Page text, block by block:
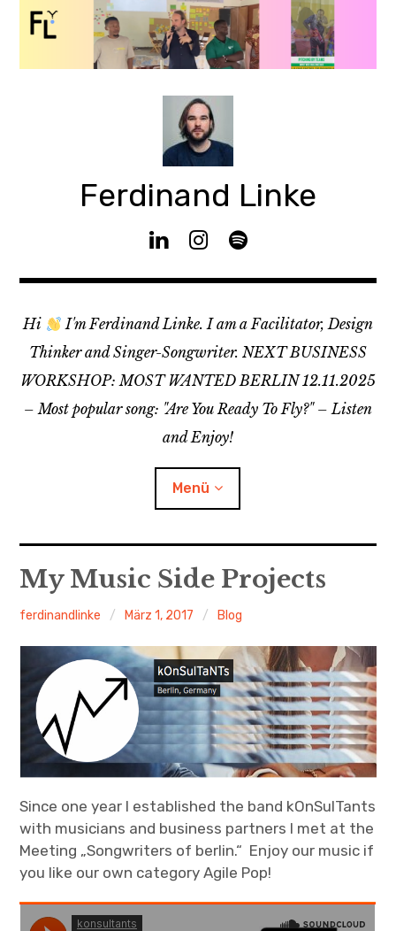
Zum
Inhalt
Ferdinand Linke
M
L
n
k
e
d
i
n
A
c
c
u
n
t
I
s
a
g
r
m
S
o
i
f
y
Hi
I'm Ferdinand Linke. I am a Facilitator, Design
Thinker and Singer-Songwriter. NEXT BUSINESS
WORKSHOP: MOST WANTED BERLIN 12.11.2025
– Most popular song: "Are You Ready To Fly?" – Listen
and Enjoy!
Menü
About me
Über mich
Music
Facilitation
Blog
Contact
My Music Side Projects
ferdinandlinke März 1, 2017 Blog
Since one year I established the band kOnSulTants
with musicians and business partners I met at the
Meeting „Songwriters of berlin.“ Enjoy our music if
you like our own category Agile Pop!